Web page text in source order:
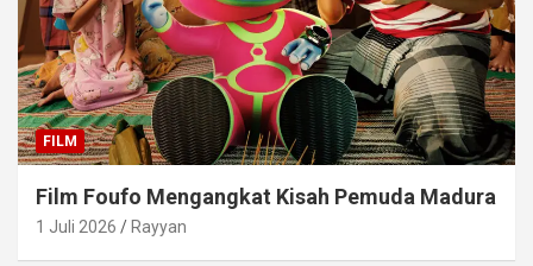
FILM
Film Foufo Mengangkat Kisah Pemuda Madura
1 Juli 2026 Rayyan